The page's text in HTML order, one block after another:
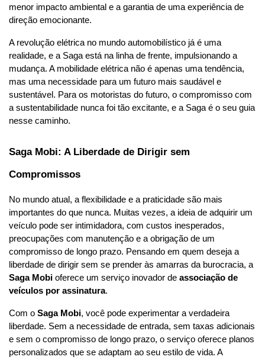
menor impacto ambiental e a garantia de uma experiência de
direção emocionante.
A revolução elétrica no mundo automobilístico já é uma
realidade, e a Saga está na linha de frente, impulsionando a
mudança. A mobilidade elétrica não é apenas uma tendência,
mas uma necessidade para um futuro mais saudável e
sustentável. Para os motoristas do futuro, o compromisso com
a sustentabilidade nunca foi tão excitante, e a Saga é o seu guia
nesse caminho.
Saga Mobi: A Liberdade de Dirigir sem
Compromissos
No mundo atual, a flexibilidade e a praticidade são mais
importantes do que nunca. Muitas vezes, a ideia de adquirir um
veículo pode ser intimidadora, com custos inesperados,
preocupações com manutenção e a obrigação de um
compromisso de longo prazo. Pensando em quem deseja a
Saga Mobi oferece um serviço inovador de associação de
veículos por assinatura.
Com o Saga Mobi, você pode experimentar a verdadeira
liberdade. Sem a necessidade de entrada, sem taxas adicionais
e sem o compromisso de longo prazo, o serviço oferece planos
personalizados que se adaptam ao seu estilo de vida. A